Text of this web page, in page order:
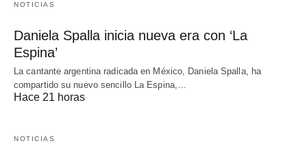
NOTICIAS
Daniela Spalla inicia nueva era con ‘La
Espina’
La cantante argentina radicada en México, Daniela Spalla, ha
compartido su nuevo sencillo La Espina,…
Hace 21 horas
NOTICIAS